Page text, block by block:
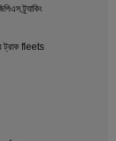
ট্র্যাকিং
ট্রাক fleets